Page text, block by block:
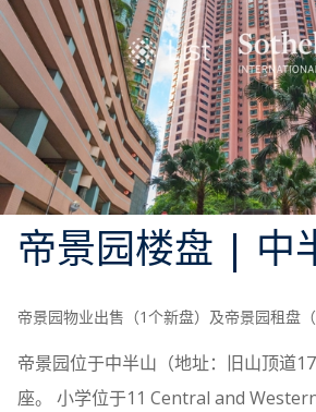
帝景园楼盘 | 中
帝景园物业出售（1个新盘）及帝景园租盘（
帝景园位于中半山（地址：旧山顶道
座。 小学位于11 Central and